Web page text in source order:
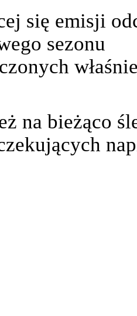
się emisji
sezonu
na bieżąco